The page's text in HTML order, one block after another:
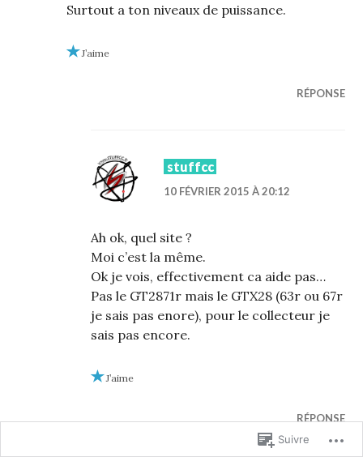
Surtout a ton niveaux de puissance.
J’aime
RÉPONSE
stuffcc
10 FÉVRIER 2015 À 20:12
Ah ok, quel site ?
Moi c’est la même.
Ok je vois, effectivement ca aide pas…
Pas le GT2871r mais le GTX28 (63r ou 67r
je sais pas enore), pour le collecteur je
sais pas encore.
J’aime
RÉPONSE
Suivre